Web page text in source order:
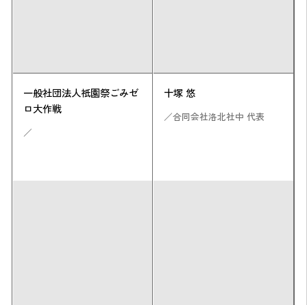
一般社団法人祇園祭ごみゼ
ロ大作戦
／
十塚 悠
／合同会社洛北社中 代表